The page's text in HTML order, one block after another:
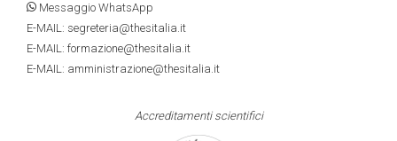
Messaggio WhatsApp
E-MAIL: segreteria@thesitalia.it
E-MAIL: formazione@thesitalia.it
E-MAIL: amministrazione@thesitalia.it
Accreditamenti scientifici